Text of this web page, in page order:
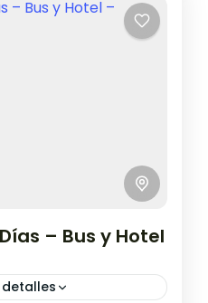
– Bus y Hotel